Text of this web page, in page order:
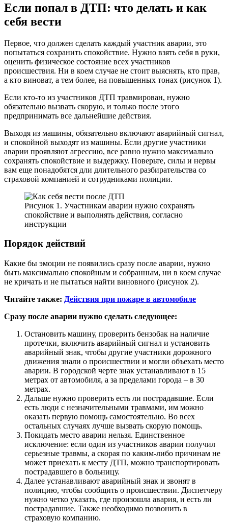
Если попал в ДТП: что делать и как
себя вести
Первое, что должен сделать каждый участник аварии, это
попытаться сохранить спокойствие. Нужно взять себя в руки,
оценить физическое состояние всех участников
происшествия. Ни в коем случае не стоит выяснять, кто прав,
а кто виноват, а тем более, на повышенных тонах (рисунок 1).
Если кто-то из участников ДТП травмирован, нужно
обязательно вызвать скорую, и только после этого
предпринимать все дальнейшие действия.
Выходя из машины, обязательно включают аварийный сигнал,
и спокойной выходят из машины. Если другие участники
аварии проявляют агрессию, все равно нужно максимально
сохранять спокойствие и выдержку. Поверьте, силы и нервы
вам еще понадобятся дли длительного разбирательства со
страховой компанией и сотрудниками полиции.
Рисунок 1. Участникам аварии нужно сохранять
спокойствие и выполнять действия, согласно
инструкции
Порядок действий
Какие бы эмоции не появились сразу после аварии, нужно
быть максимально спокойным и собранным, ни в коем случае
не кричать и не пытаться найти виновного (рисунок 2).
Читайте также: Действия при пожаре в автомобиле
Сразу после аварии нужно сделать следующее:
Остановить машину, проверить бензобак на наличие
протечки, включить аварийный сигнал и установить
аварийный знак, чтобы другие участники дорожного
движения знали о происшествии и могли объехать место
аварии. В городской черте знак устанавливают в 15
метрах от автомобиля, а за пределами города – в 30
метрах.
Дальше нужно проверить есть ли пострадавшие. Если
есть люди с незначительными травмами, им можно
оказать первую помощь самостоятельно. Во всех
остальных случаях лучше вызвать скорую помощь.
Покидать место аварии нельзя. Единственное
исключение: если один из участников аварии получил
серьезные травмы, а скорая по каким-либо причинам не
может приехать к месту ДТП, можно транспортировать
пострадавшего в больницу.
Далее устанавливают аварийный знак и звонят в
полицию, чтобы сообщить о происшествии. Диспетчеру
нужно четко указать, где произошла авария, и есть ли
пострадавшие. Также необходимо позвонить в
страховую компанию.